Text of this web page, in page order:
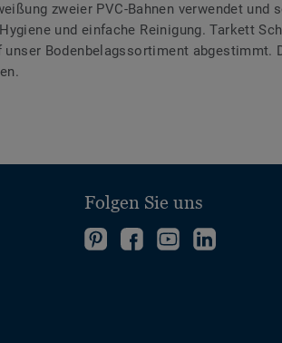
zweier PVC-Bahnen verwendet und
und einfache Reinigung. Tarkett
Bodenbelagssortiment abgestimmt.
Folgen Sie uns
FolgenFolgenFolgeFolgen